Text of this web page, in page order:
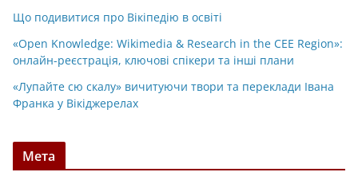
Що подивитися про Вікіпедію в освіті
«Open Knowledge: Wikimedia & Research in the CEE Region»:
онлайн-реєстрація, ключові спікери та інші плани
«Лупайте сю скалу» вичитуючи твори та переклади Івана
Франка у Вікіджерелах
Мета